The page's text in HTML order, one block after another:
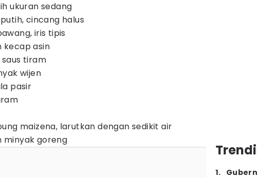
ukuran sedang
cincang halus
iris tipis
kecap asin
saus tiram
wijen
pasir
maizena, larutkan dengan sedikit air
minyak goreng
1.